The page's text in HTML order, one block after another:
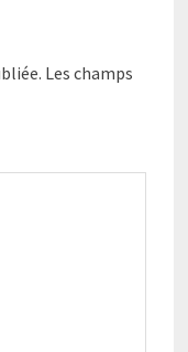
Les champs